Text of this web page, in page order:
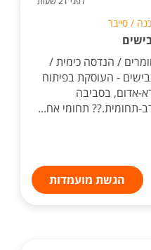
/ סייבר
/ הנדסה כימית /
- העוסקת בפיתוח
אדום, בסביבה
תחומית.?? תחומי אח...
הגשת מועמדות